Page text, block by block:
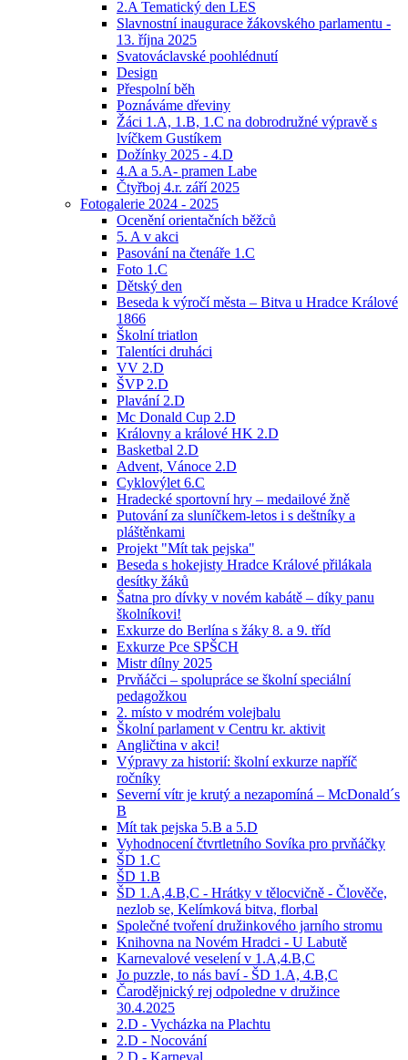
2.A Tematický den LES
Slavnostní inaugurace žákovského parlamentu -
13. října 2025
Svatováclavské poohlédnutí
Design
Přespolní běh
Poznáváme dřeviny
Žáci 1.A, 1.B, 1.C na dobrodružné výpravě s
lvíčkem Gustíkem
Dožínky 2025 - 4.D
4.A a 5.A- pramen Labe
Čtyřboj 4.r. září 2025
Fotogalerie 2024 - 2025
Ocenění orientačních běžců
5. A v akci
Pasování na čtenáře 1.C
Foto 1.C
Dětský den
Beseda k výročí města – Bitva u Hradce Králové
1866
Školní triatlon
Talentíci druháci
VV 2.D
ŠVP 2.D
Plavání 2.D
Mc Donald Cup 2.D
Královny a králové HK 2.D
Basketbal 2.D
Advent, Vánoce 2.D
Cyklovýlet 6.C
Hradecké sportovní hry – medailové žně
Putování za sluníčkem-letos i s deštníky a
pláštěnkami
Projekt "Mít tak pejska"
Beseda s hokejisty Hradce Králové přilákala
desítky žáků
Šatna pro dívky v novém kabátě – díky panu
školníkovi!
Exkurze do Berlína s žáky 8. a 9. tříd
Exkurze Pce SPŠCH
Mistr dílny 2025
Prvňáčci – spolupráce se školní speciální
pedagožkou
2. místo v modrém volejbalu
Školní parlament v Centru kr. aktivit
Angličtina v akci!
Výpravy za historií: školní exkurze napříč
ročníky
Severní vítr je krutý a nezapomíná – McDonald´s
B
Mít tak pejska 5.B a 5.D
Vyhodnocení čtvrtletního Sovíka pro prvňáčky
ŠD 1.C
ŠD 1.B
ŠD 1.A,4.B,C - Hrátky v tělocvičně - Člověče,
nezlob se, Kelímková bitva, florbal
Společné tvoření družinkového jarního stromu
Knihovna na Novém Hradci - U Labutě
Karnevalové veselení v 1.A,4.B,C
Jo puzzle, to nás baví - ŠD 1.A, 4.B,C
Čarodějnický rej odpoledne v družince
30.4.2025
2.D - Vycházka na Plachtu
2.D - Nocování
2.D - Karneval